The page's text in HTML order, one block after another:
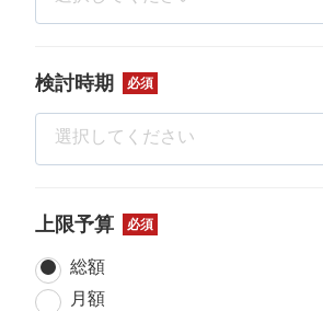
検討時期 必須
上限予算 必須
総額
月額